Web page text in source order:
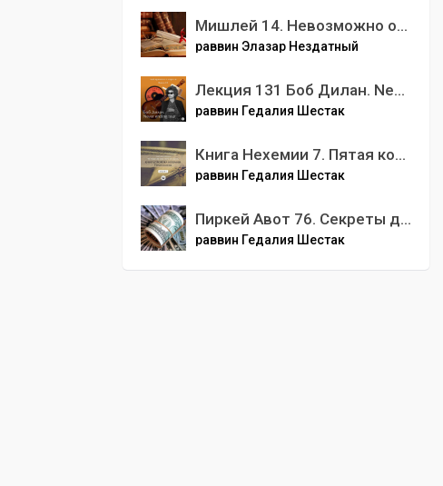
Мишлей 14. Невозможно объяснить мудрость, но можно направить по ее пути
раввин Элазар Нездатный
Лекция 131 Боб Дилан. Never ending tour
раввин Гедалия Шестак
Книга Нехемии 7. Пятая колонна
раввин Гедалия Шестак
Пиркей Авот 76. Секреты духовного капитализма. Глава 5. Мишна 18-19.
раввин Гедалия Шестак